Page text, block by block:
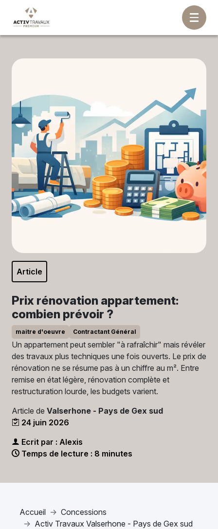
Article
Prix rénovation appartement:
combien prévoir ?
maitre d'oeuvre Contractant Général
Un appartement peut sembler "à rafraîchir" mais révéler
des travaux plus techniques une fois ouverts. Le prix de
rénovation ne se résume pas à un chiffre au m². Entre
remise en état légère, rénovation complète et
restructuration lourde, les budgets varient.
Article de Valserhone - Pays de Gex sud
24 juin 2026
Ecrit par : Alexis
Temps de lecture : 8 minutes
Accueil
Concessions
Activ Travaux Valserhone - Pays de Gex sud